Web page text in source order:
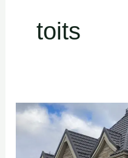
toits
Les
dégâts
cachés